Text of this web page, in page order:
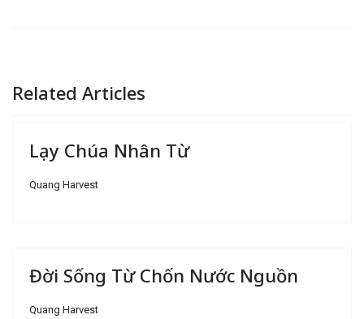
Related Articles
Lạy Chúa Nhân Từ
Quang Harvest
Đời Sống Từ Chốn Nước Nguồn
Quang Harvest